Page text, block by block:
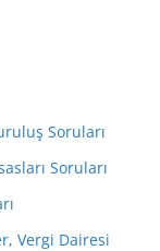
Soruları
Soruları
Vergi Dairesi